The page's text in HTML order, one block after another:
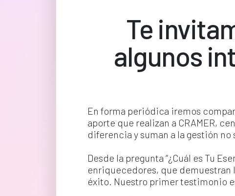
Te
algunos
En forma periódica iremos
aporte que realizan a CRAMER,
diferencia y suman a la gestión
Desde la pregunta “¿Cuál es Tu
enriquecedores, que demuestran
éxito. Nuestro primer testimonio